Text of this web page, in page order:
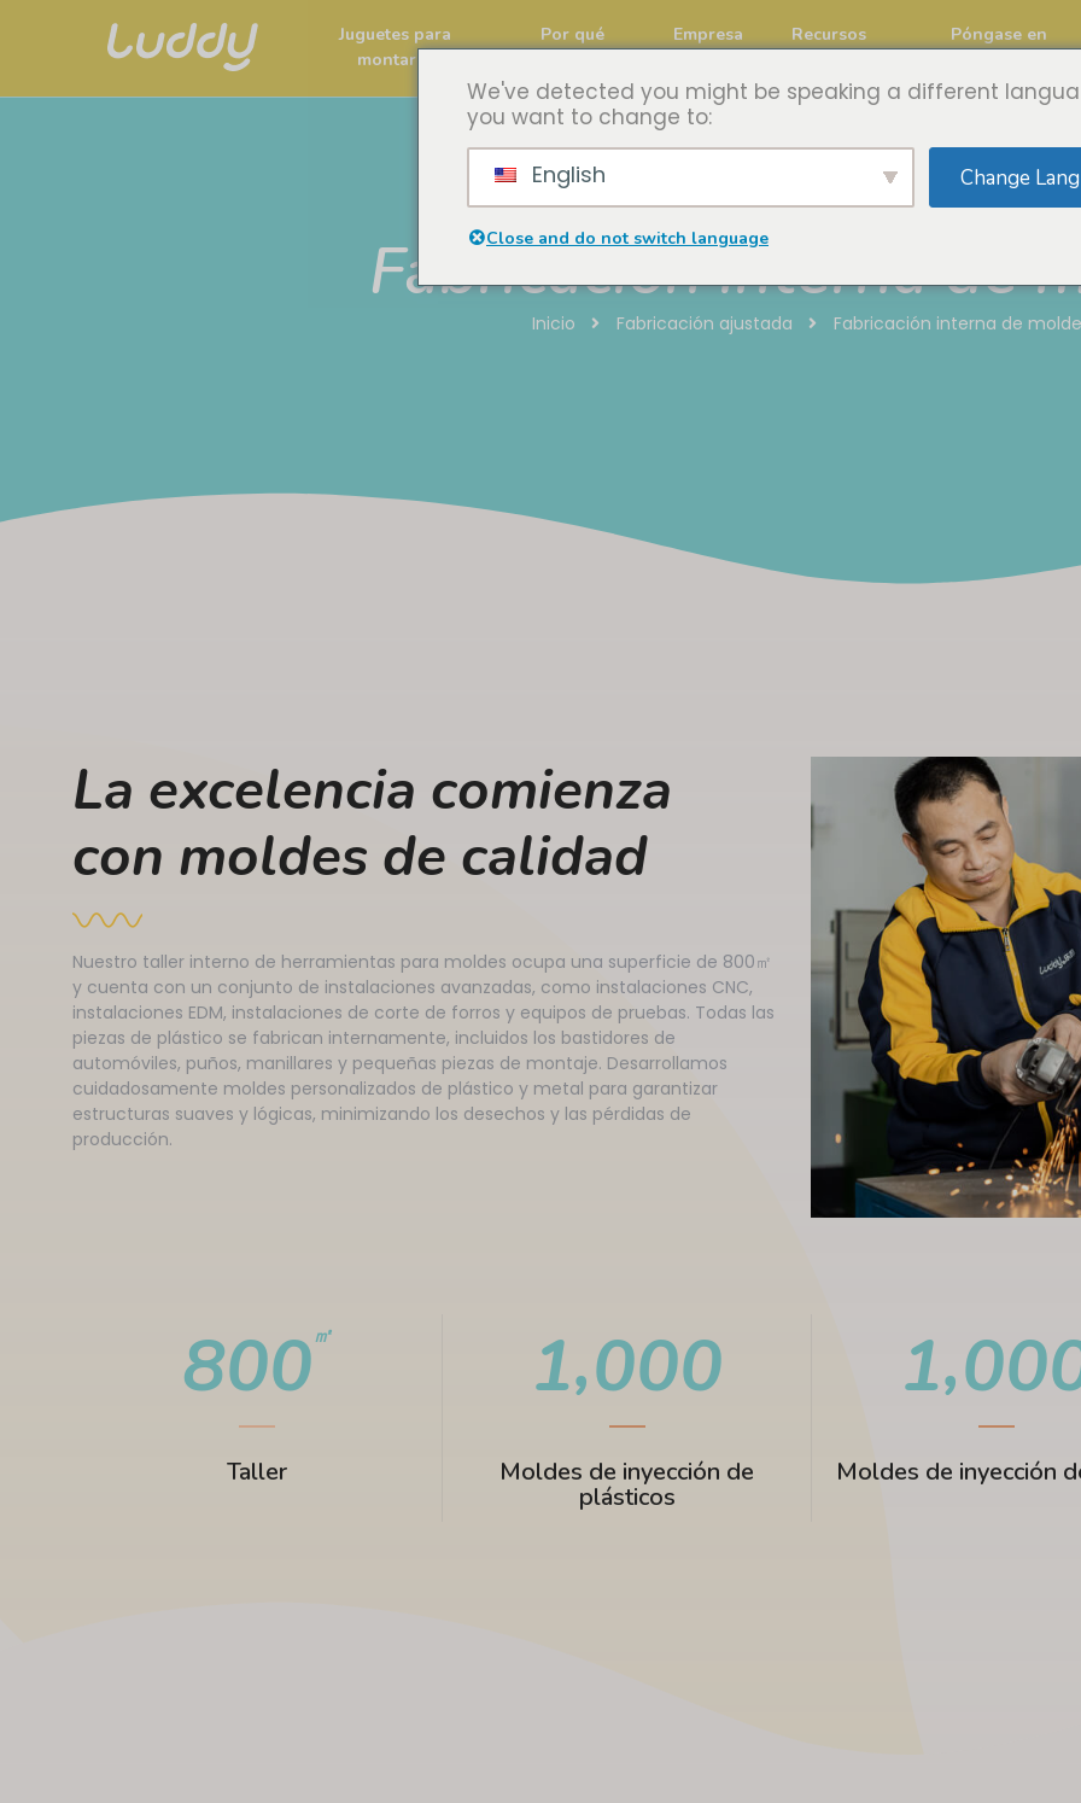
Juguetes para
montar
Por qué
Empresa Recursos
Póngase en
Fabricación interna de
Inicio Fabricación ajustada Fabricación interna de
La excelencia comienza
con moldes de calidad
Nuestro taller interno de herramientas para moldes ocupa una superficie de 800㎡
y cuenta con un conjunto de instalaciones avanzadas, como instalaciones CNC,
instalaciones EDM, instalaciones de corte de forros y equipos de pruebas. Todas las
piezas de plástico se fabrican internamente, incluidos los bastidores de
automóviles, puños, manillares y pequeñas piezas de montaje. Desarrollamos
cuidadosamente moldes personalizados de plástico y metal para garantizar
estructuras suaves y lógicas, minimizando los desechos y las pérdidas de
producción.
800㎡
Taller
1,000
Moldes de inyección de
plásticos
1,00
Moldes de inyección
We've detected you might be speaking a different
you want to change to:
English Change
Close and do not switch language